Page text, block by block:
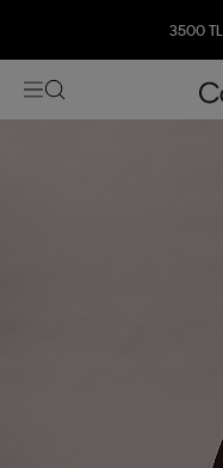
3500
7500 TL Ve Üzeri